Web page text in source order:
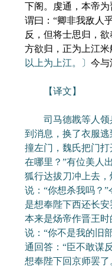
下阁。虔通，本帝为
谓曰：“卿非我敌人
反，但将士思归，
方欲归，正为上江米
以上为上江。〕 今与
【译文】
司马德戡等人领
到消息，换了衣服
撞左门，魏氏把门
在哪里？”有位美人
狐行达拔刀冲上去
说：“你想杀我吗？
是想奉陛下西还长
本来是炀帝作晋王
说：“你不是我的旧
通回答：“臣不敢谋
想奉陛下回京师罢了